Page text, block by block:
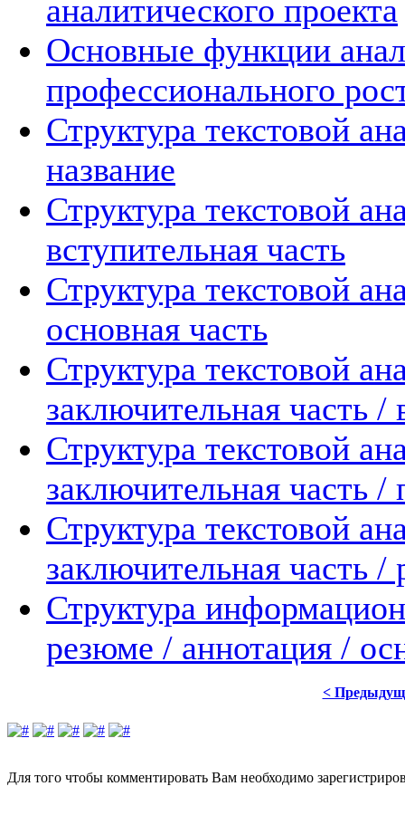
аналитического проекта
Основные функции
профессионального
Структура текстовой
название
Структура текстовой
вступительная часть
Структура текстовой
основная часть
Структура текстовой
заключительная часть
Структура текстовой
заключительная часть /
Структура текстовой
заключительная часть /
Структура
резюме / аннотация /
<
Для того чтобы комментировать Вам необходимо